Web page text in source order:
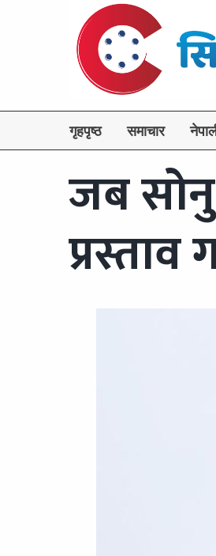
गृहपृष्ठ समाचार
जब
प्रस्ताव